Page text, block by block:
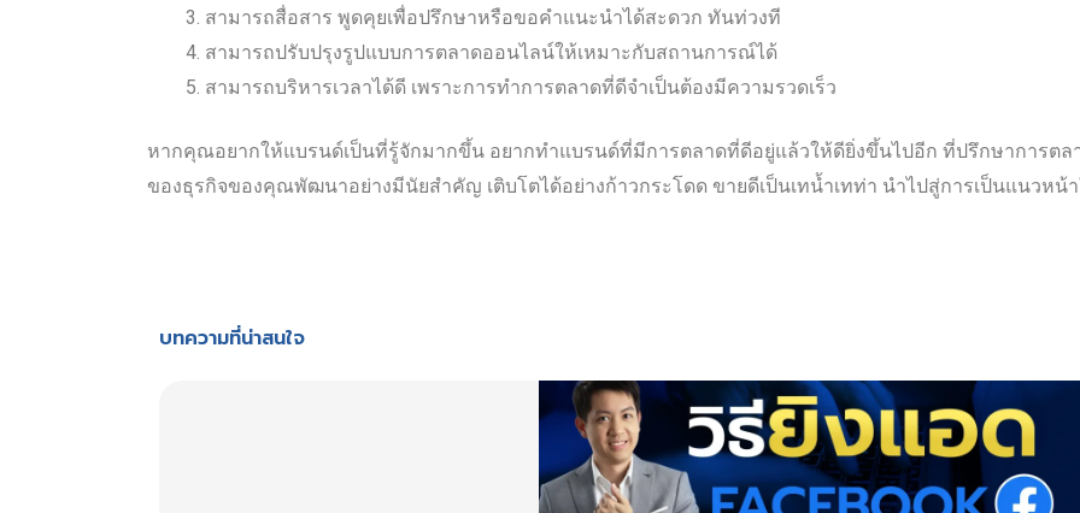
สามารถสื่อสาร พูดคุยเพื่อปรึกษาหรือขอคำแนะนำได้สะดวก ทันท่วงที
สามารถปรับปรุงรูปแบบการตลาดออนไลน์ให้เหมาะกับสถานการณ์ได้
สามารถบริหารเวลาได้ดี เพราะการทำการตลาดที่ดีจำเป็นต้องมีความรวดเร็ว
หากคุณอยากให้แบรนด์เป็นที่รู้จักมากขึ้น อยากทำแบรนด์ที่มีการตลาดที่ดีอยู่แล้วให้ดียิ่งขึ้นไปอีก ที่ปรึกษาการต
ของธุรกิจของคุณพัฒนาอย่างมีนัยสำคัญ เติบโตได้อย่างก้าวกระโดด ขายดีเป็นเทน้ำเทท่า นำไปสู่การเป็นแนวห
บทความที่น่าสนใจ